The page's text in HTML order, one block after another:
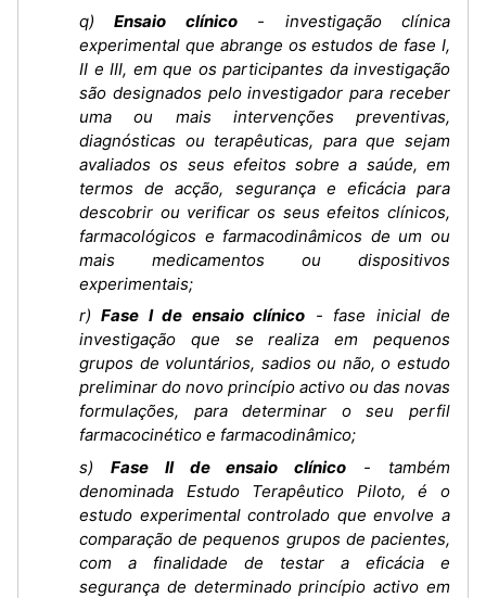
q)Ensaio clínico- investigação clínica
experimental que abrange os estudos de fase I,
II e III, em que os participantes da investigação
são designados pelo investigador para receber
uma ou mais intervenções preventivas,
diagnósticas ou terapêuticas, para que sejam
avaliados os seus efeitos sobre a saúde, em
termos de acção, segurança e eficácia para
descobrir ou verificar os seus efeitos clínicos,
farmacológicos e farmacodinâmicos de um ou
mais medicamentos ou dispositivos
experimentais;
r)Fase I de ensaio clínico - fase inicial de
investigação que se realiza em pequenos
grupos de voluntários, sadios ou não, o estudo
preliminar do novo princípio activo ou das novas
formulações, para determinar o seu perfil
farmacocinético e farmacodinâmico;
s) Fase II de ensaio clínico - também
denominada Estudo Terapêutico Piloto, é o
estudo experimental controlado que envolve a
comparação de pequenos grupos de pacientes,
com a finalidade de testar a eficácia e
segurança de determinado princípio activo em